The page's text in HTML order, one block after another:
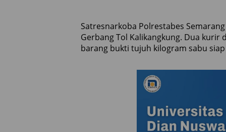
Satresnarkoba Polrestabes
Gerbang Tol Kalikangkung. Dua
barang bukti tujuh kilogram sabu